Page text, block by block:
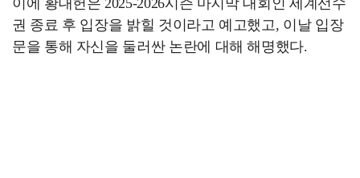
이에 황대헌은 2025-2026시즌 마지막 대회인 세계선수
권 종료 후 입장을 밝힐 것이라고 예고했고, 이날 입장
문을 통해 자신을 둘러싼 논란에 대해 해명했다.